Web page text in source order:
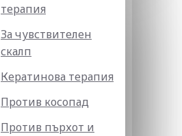
терапия
За чувствителен
скалп
Кератинова терапия
Против косопад
Против пърхот и